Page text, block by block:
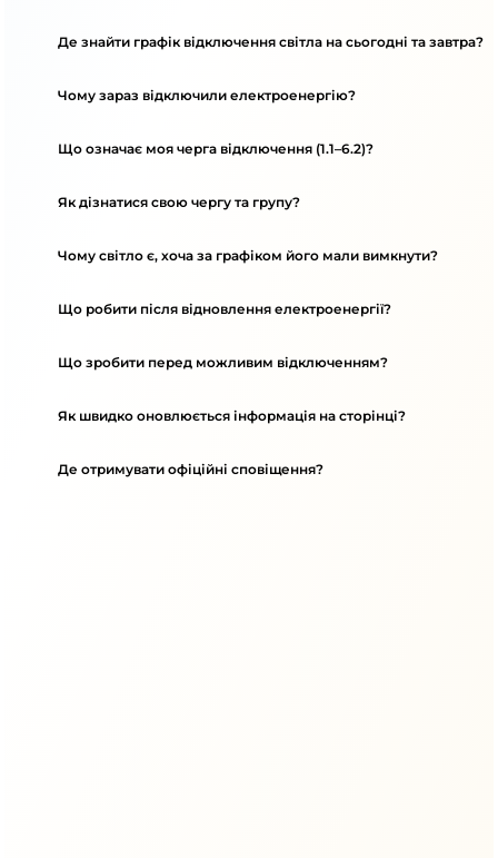
Де знайти графік відключення світла на сьогодні та завтра?
Чому зараз відключили електроенергію?
Що означає моя черга відключення (1.1–6.2)?
Як дізнатися свою чергу та групу?
Чому світло є, хоча за графіком його мали вимкнути?
Що робити після відновлення електроенергії?
Що зробити перед можливим відключенням?
Як швидко оновлюється інформація на сторінці?
Де отримувати офіційні сповіщення?